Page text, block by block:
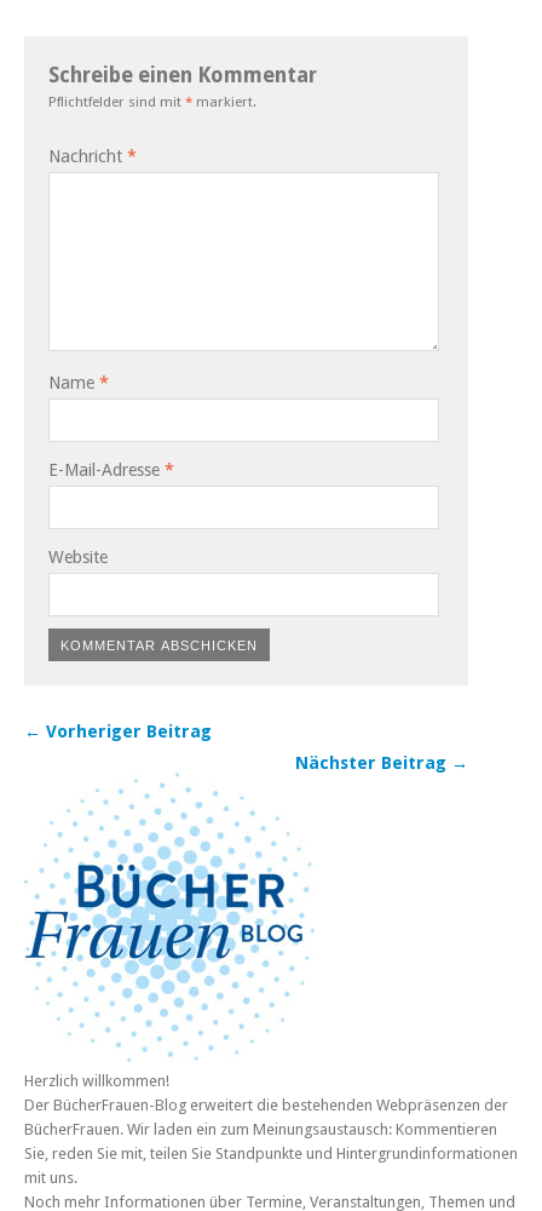
Schreibe einen Kommentar
Pflichtfelder sind mit * markiert.
Nachricht *
Name *
E-Mail-Adresse *
Website
← Vorheriger Beitrag
Nächster Beitrag →
Herzlich willkommen!
Der BücherFrauen-Blog erweitert die bestehenden Webpräsenzen der
BücherFrauen. Wir laden ein zum Meinungsaustausch: Kommentieren
Sie, reden Sie mit, teilen Sie Standpunkte und Hintergrundinformationen
mit uns.
Noch mehr Informationen über Termine, Veranstaltungen, Themen und